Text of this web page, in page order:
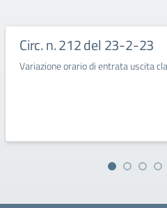
Circ. n. 212 del 23-2-23
Variazione orario di entrata uscita